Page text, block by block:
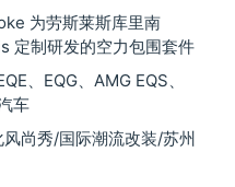
为劳斯莱斯库里南
定制研发的空力包围套件
、EQG、AMG EQS、
车
尚秀/国际潮流改装/苏州